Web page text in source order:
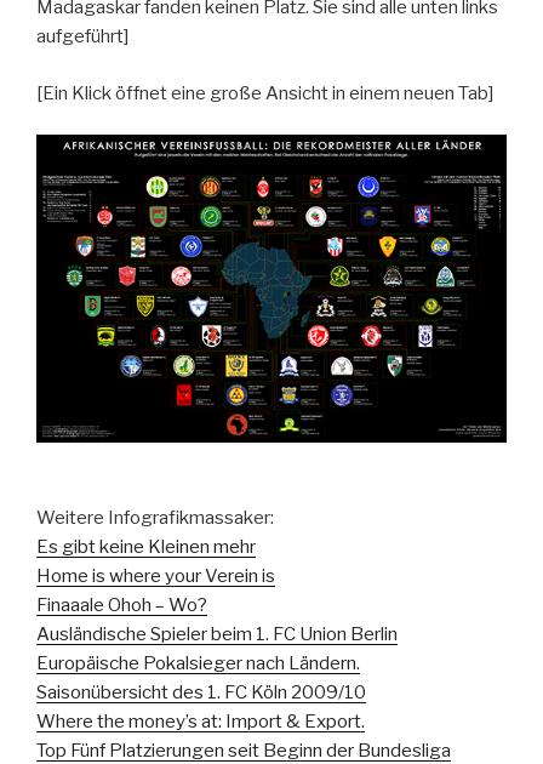
Madagaskar fanden keinen Platz. Sie sind alle unten links
aufgeführt]
[Ein Klick öffnet eine große Ansicht in einem neuen Tab]
Weitere Infografikmassaker:
Es gibt keine Kleinen mehr
Home is where your Verein is
Finaaale Ohoh – Wo?
Ausländische Spieler beim 1. FC Union Berlin
Europäische Pokalsieger nach Ländern.
Saisonübersicht des 1. FC Köln 2009/10
Where the money’s at: Import & Export.
Top Fünf Platzierungen seit Beginn der Bundesliga